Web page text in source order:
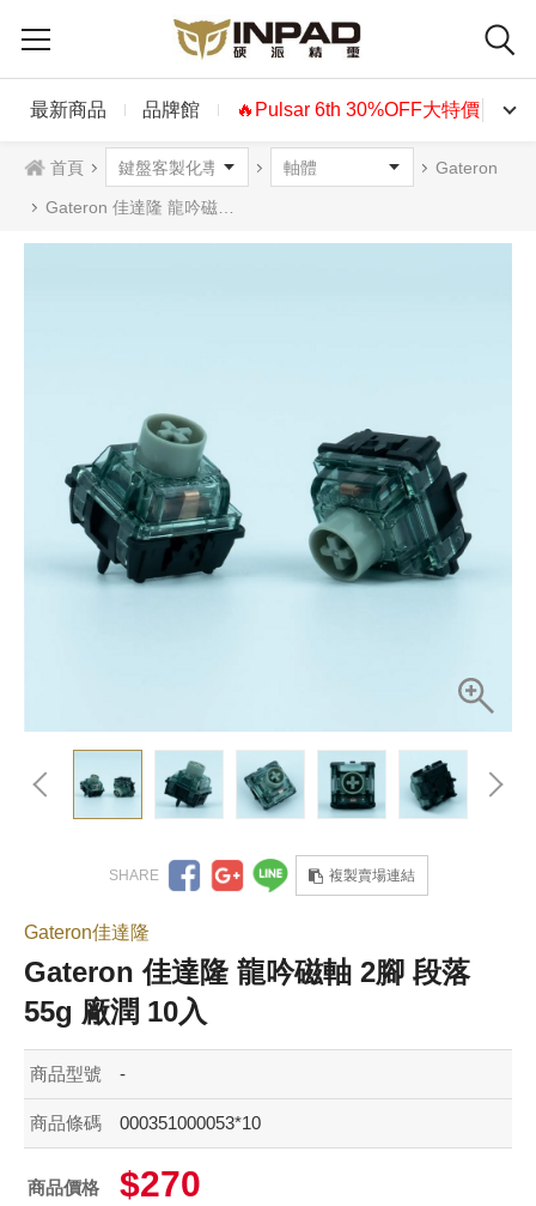
最新商品 品牌館 🔥Pulsar 6th 30%OFF大特價🔥
首頁 Gateron
Gateron 佳達隆 龍吟磁軸 2腳 段落 55g 廠潤 10入
複製賣場連結
Gateron佳達隆
Gateron 佳達隆 龍吟磁軸 2腳 段落
55g 廠潤 10入
商品型號 -
商品條碼 000351000053*10
商品價格 $270